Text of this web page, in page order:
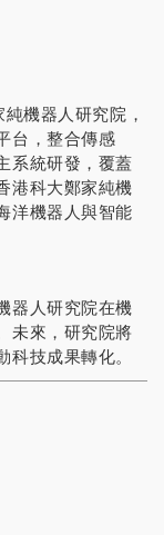
機器人研究院，
台，整合傳感
系統研發，覆蓋
港科大鄭家純機
洋機器人與智能
器人研究院在機
未來，研究院將
技成果轉化。